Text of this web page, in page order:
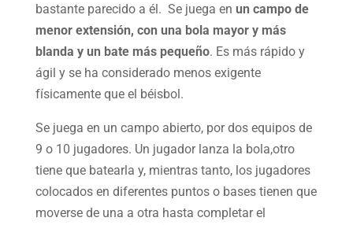
bastante parecido a él. Se juega en un campo de
menor extensión, con una bola mayor y más
blanda y un bate más pequeño. Es más rápido y
ágil y se ha considerado menos exigente
físicamente que el béisbol.
Se juega en un campo abierto, por dos equipos de
9 o 10 jugadores. Un jugador lanza la bola,otro
tiene que batearla y, mientras tanto, los jugadores
colocados en diferentes puntos o bases tienen que
moverse de una a otra hasta completar el